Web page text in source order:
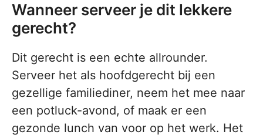
Wanneer serveer je dit lekkere
gerecht?
Dit gerecht is een echte allrounder.
Serveer het als hoofdgerecht bij een
gezellige familiediner, neem het mee naar
een potluck-avond, of maak er een
gezonde lunch van voor op het werk. Het